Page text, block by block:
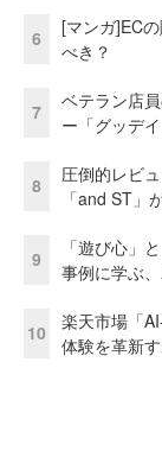
6
[マンガ]EC
べき？
7
ベテラン店
ー「グッデ
8
圧倒的レビ
「and ST」
9
「遊び心」
事例に学ぶ
10
楽天市場「
体験を革新